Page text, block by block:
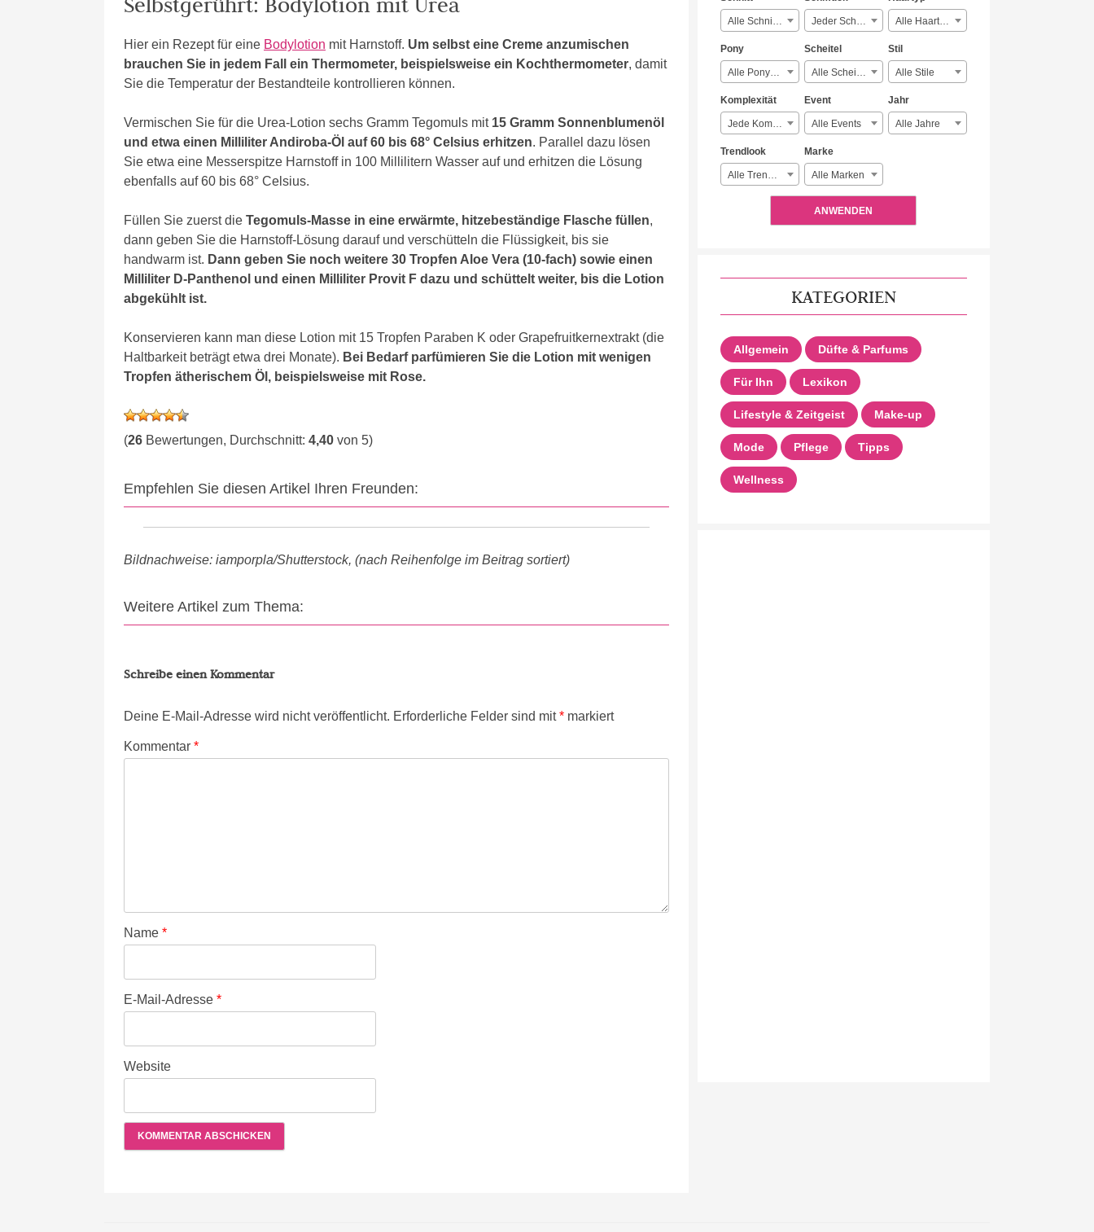
Hier ein Rezept für eine Bodylotion mit Harnstoff. Um selbst eine Creme anzumischen
brauchen Sie in jedem Fall ein Thermometer, beispielsweise ein Kochthermometer, damit
Sie die Temperatur der Bestandteile kontrollieren können.
Vermischen Sie für die Urea-Lotion sechs Gramm Tegomuls mit15 Gramm Sonnenblumenöl
und etwa einen Milliliter Andiroba-Öl auf 60 bis 68° Celsius erhitzen. Parallel dazu lösen
Sie etwa eine Messerspitze Harnstoff in 100 Millilitern Wasser auf und erhitzen die Lösung
ebenfalls auf 60 bis 68° Celsius.
Füllen Sie zuerst die Tegomuls-Masse in eine erwärmte, hitzebeständige Flasche füllen,
dann geben Sie die Harnstoff-Lösung darauf und verschütteln die Flüssigkeit, bis sie
handwarm ist. Dann geben Sie noch weitere 30 Tropfen Aloe Vera (10-fach) sowie einen
Milliliter D-Panthenol und einen Milliliter Provit F dazu und schüttelt weiter, bis die Lotion
abgekühlt ist.
Konservieren kann man diese Lotion mit 15 Tropfen Paraben K oder Grapefruitkernextrakt (die
Haltbarkeit beträgt etwa drei Monate). Bei Bedarf parfümieren Sie die Lotion mit wenigen
Tropfen ätherischem Öl, beispielsweise mit Rose.
(26 Bewertungen, Durchschnitt: 4,40 von 5)
Empfehlen Sie diesen Artikel Ihren Freunden:
Bildnachweise: iamporpla/Shutterstock, (nach Reihenfolge im Beitrag sortiert)
Weitere Artikel zum Thema:
Schreibe einen Kommentar
Deine E-Mail-Adresse wird nicht veröffentlicht. Erforderliche Felder sind mit* markiert
Kommentar *
Name *
E-Mail-Adresse *
Website
Alle Schnitte Jeder Schmuck Alle Haartypen
Pony
Alle Ponyarten
Scheitel
Alle Scheitelarten
Stil
Alle Stile
Komplexität
Jede Komplexität
Event
Alle Events
Jahr
Alle Jahre
Trendlook
Alle Trendlooks
Marke
Alle Marken
ANWENDEN
KATEGORIEN
Allgemein Düfte & Parfums
Für Ihn Lexikon
Lifestyle & Zeitgeist Make-up
Mode Pflege Tipps
Wellness